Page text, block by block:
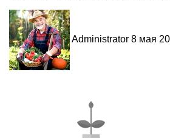
Administrator 8 мая